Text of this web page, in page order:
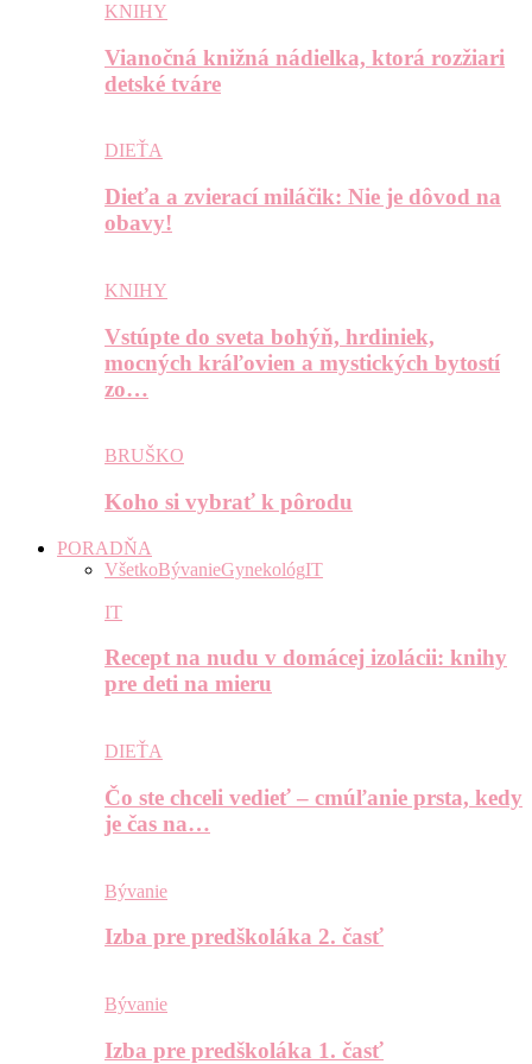
KNIHY
Vianočná knižná nádielka, ktorá rozžiari
detské tváre
DIEŤA
Dieťa a zvierací miláčik: Nie je dôvod na
obavy!
KNIHY
Vstúpte do sveta bohýň, hrdiniek,
mocných kráľovien a mystických bytostí
zo…
BRUŠKO
Koho si vybrať k pôrodu
PORADŇA
VšetkoBývanieGynekológIT
IT
Recept na nudu v domácej izolácii: knihy
pre deti na mieru
DIEŤA
Čo ste chceli vedieť – cmúľanie prsta, kedy
je čas na…
Bývanie
Izba pre predškoláka 2. časť
Bývanie
Izba pre predškoláka 1. časť